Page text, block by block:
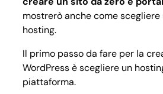
mostrerò anche come scegliere
hosting.
Il primo passo da fare per la
WordPress è scegliere un
piattaforma.